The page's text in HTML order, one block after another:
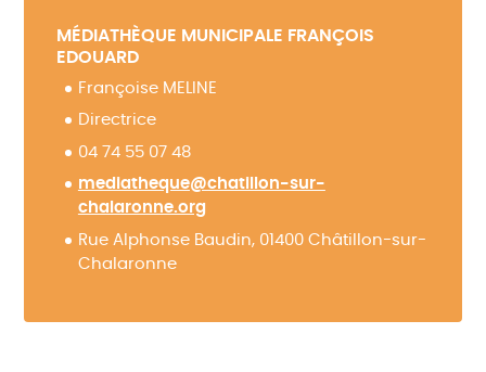
MÉDIATHÈQUE MUNICIPALE FRANÇOIS
EDOUARD
Françoise MELINE
Directrice
04 74 55 07 48
mediatheque@chatillon-sur-
chalaronne.org
Rue Alphonse Baudin, 01400 Châtillon-sur-
Chalaronne